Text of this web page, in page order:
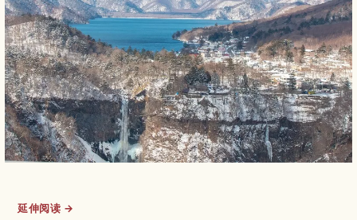
延伸阅读 →